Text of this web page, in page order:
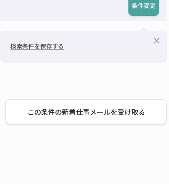
条件変更
検索条件を保存する
close
この条件の新着仕事メールを受け取る